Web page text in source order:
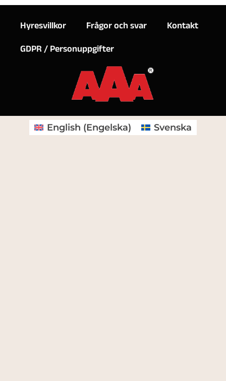
Hyresvillkor Frågor och svar
Kontakt
GDPR / Personuppgifter
English (Engelska) Svenska